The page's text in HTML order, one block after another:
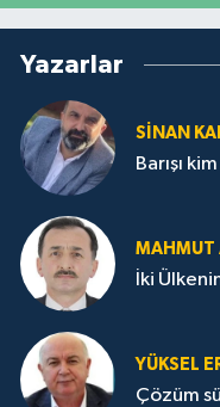
Yazarlar
SİNAN
Barışı
MAHMUT
İki
YÜKSEL
Çözüm